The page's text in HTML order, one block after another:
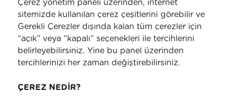
Çerez yönetim paneli üzerinden, internet
sitemizde kullanılan çerez çeşitlerini görebilir ve
Gerekli Çerezler dışında kalan tüm çerezler için
“açık” veya “kapalı” seçenekleri ile tercihlerini
belirleyebilirsiniz. Yine bu panel üzerinden
tercihlerinizi her zaman değiştirebilirsiniz.
ÇEREZ NEDİR?